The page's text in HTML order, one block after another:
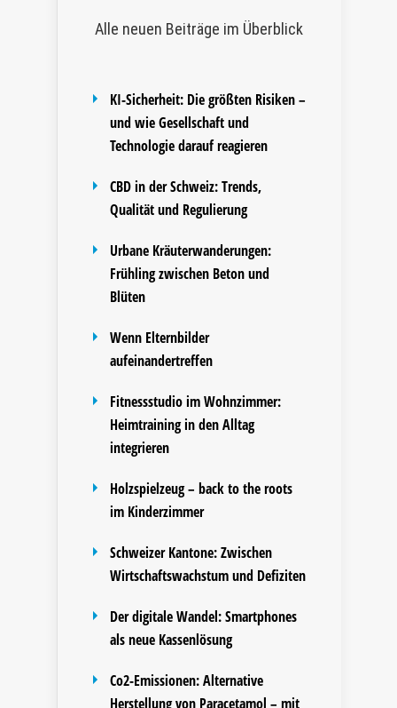
Alle neuen Beiträge im Überblick
KI-Sicherheit: Die größten Risiken –
und wie Gesellschaft und
Technologie darauf reagieren
CBD in der Schweiz: Trends,
Qualität und Regulierung
Urbane Kräuterwanderungen:
Frühling zwischen Beton und
Blüten
Wenn Elternbilder
aufeinandertreffen
Fitnessstudio im Wohnzimmer:
Heimtraining in den Alltag
integrieren
Holzspielzeug – back to the roots
im Kinderzimmer
Schweizer Kantone: Zwischen
Wirtschaftswachstum und Defiziten
Der digitale Wandel: Smartphones
als neue Kassenlösung
Co2-Emissionen: Alternative
Herstellung von Paracetamol – mit